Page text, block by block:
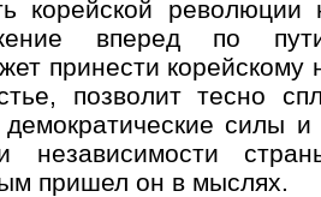
корейской
вперед по пути
принести корейскому
позволит тесно
демократические силы и
и независимости
пришел он в мыслях.